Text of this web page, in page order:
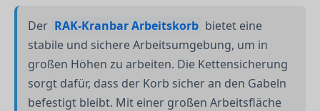
Der RAK-Kranbar Arbeitskorb bietet eine
stabile und sichere Arbeitsumgebung, um in
großen Höhen zu arbeiten. Die Kettensicherung
sorgt dafür, dass der Korb sicher an den Gabeln
befestigt bleibt. Mit einer großen Arbeitsfläche